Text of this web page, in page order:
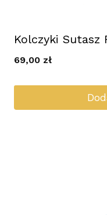
Kolczyki Sutasz
69,00 zł